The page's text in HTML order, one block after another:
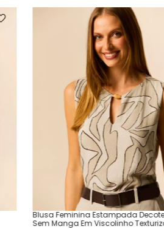
Blusa Feminina Estampada
Sem Manga Em Viscolinho